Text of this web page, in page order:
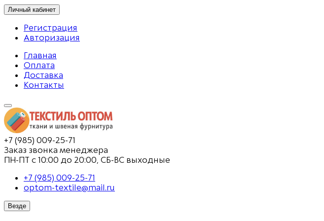
Личный кабинет
Регистрация
Авторизация
Главная
Оплата
Доставка
Контакты
+7 (985) 009-25-71
Заказ звонка менеджера
ПН-ПТ с 10:00 до 20:00, СБ-ВС выходные
+7 (985) 009-25-71
optom-textile@mail.ru
Везде